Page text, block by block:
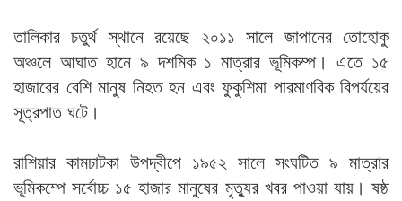
তালিকার চতুর্থ স্থানে রয়েছে ২০১১ সালে জাপানের তোহোকু
অঞ্চলে আঘাত হানে ৯ দশমিক ১ মাত্রার ভূমিকম্প। এতে ১৫
হাজারের বেশি মানুষ নিহত হন এবং ফুকুশিমা পারমাণবিক বিপর্যয়ের
সূত্রপাত ঘটে।
রাশিয়ার কামচাটকা উপদ্বীপে ১৯৫২ সালে সংঘটিত ৯ মাত্রার
ভূমিকম্পে সর্বোচ্চ ১৫ হাজার মানুষের মৃত্যুর খবর পাওয়া যায়। ষষ্ঠ